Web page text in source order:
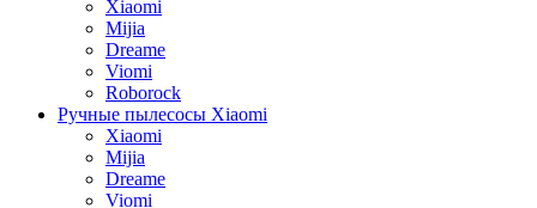
Xiaomi
Mijia
Dreame
Viomi
Roborock
Ручные пылесосы Xiaomi
Xiaomi
Mijia
Dreame
Viomi